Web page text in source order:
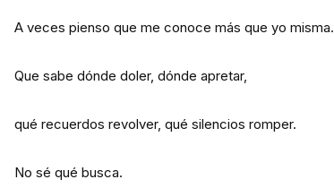
A veces pienso que me conoce más que yo misma.
Que sabe dónde doler, dónde apretar,
qué recuerdos revolver, qué silencios romper.
No sé qué busca.